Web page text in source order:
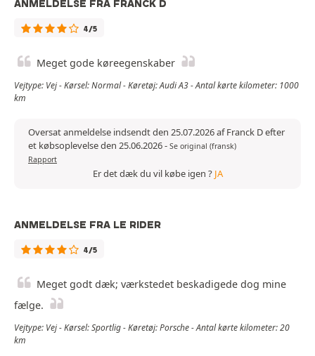
ANMELDELSE FRA FRANCK D
4/5
Meget gode køreegenskaber
Vejtype: Vej - Kørsel: Normal - Køretøj: Audi A3 - Antal kørte kilometer: 1000
km
Oversat anmeldelse indsendt den 25.07.2026 af Franck D efter
et købsoplevelse den 25.06.2026- Se original (fransk)
Rapport
Er det dæk du vil købe igen ? JA
ANMELDELSE FRA LE RIDER
4/5
Meget godt dæk; værkstedet beskadigede dog mine
fælge.
Vejtype: Vej - Kørsel: Sportlig - Køretøj: Porsche - Antal kørte kilometer: 20
km